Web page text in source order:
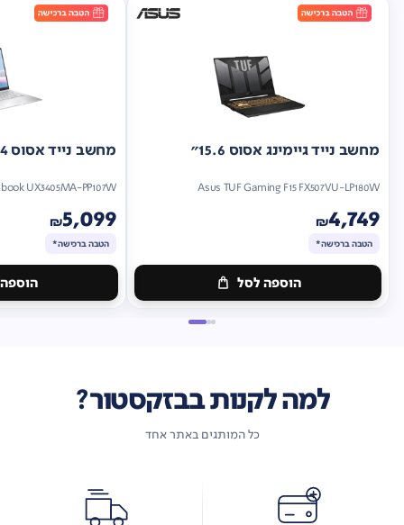
מחשב נייד גיימינג אסוס 15.6"
Asus TUF Gaming F15 FX507VU-LP180W
₪4,749
הטבה ברכישה*
הוספה לסל
מחשב נייד אסוס 14"
UX3405MA-PP107W
₪5,099
הטבה ברכישה*
למה לקנות בבזקסטור?
כל המותגים באתר אחד